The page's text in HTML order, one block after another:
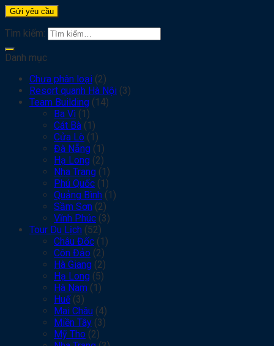
Tìm kiếm:
Danh mục
Chưa phân loại (2)
Resort quanh Hà Nội (3)
Team Building (14)
Ba Vì (1)
Cát Bà (1)
Cửa Lò (1)
Đà Nẵng (1)
Hạ Long (2)
Nha Trang (1)
Phú Quốc (1)
Quảng Bình (1)
Sầm Sơn (2)
Vĩnh Phúc (3)
Tour Du Lịch (52)
Châu Đốc (1)
Côn Đảo (2)
Hà Giang (2)
Hạ Long (5)
Hà Nam (1)
Huế (3)
Mai Châu (4)
Miền Tây (3)
Mỹ Tho (2)